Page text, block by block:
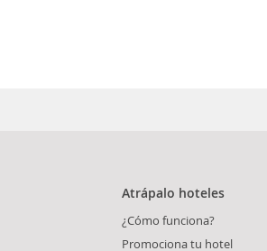
Atrápalo hoteles
¿Cómo funciona?
Promociona tu hotel